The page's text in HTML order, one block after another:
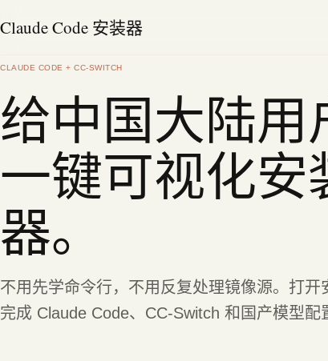
Claude Code 安装器
CLAUDE CODE + CC-SWITCH
给中国大陆用
一键可视化安
器。
不用先学命令行，不用反复处理镜像源。打开
完成 Claude Code、CC-Switch 和国产模型配